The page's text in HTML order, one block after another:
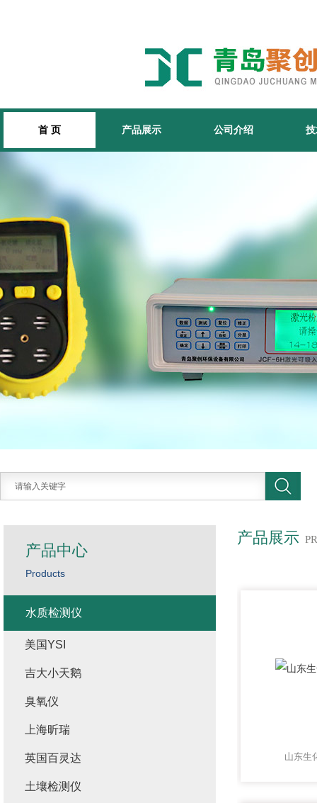
首 页 产品展示 公司介绍
产品展示
山东生
产品中心
Products
水质检测仪
美国YSI
吉大小天鹅
臭氧仪
上海昕瑞
英国百灵达
土壤检测仪